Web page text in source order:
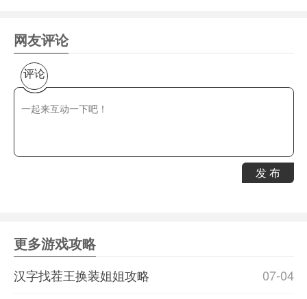
网友评论
评论
发 布
更多游戏攻略
07-04
汉字找茬王换装姐姐攻略